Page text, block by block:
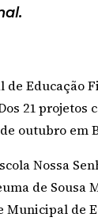
Educação
21 projetos
outubro em
Nossa
de Sousa
Municipal de